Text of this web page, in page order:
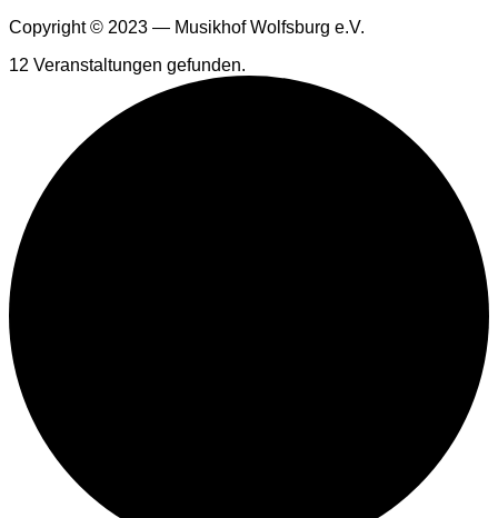
Copyright © 2023 — Musikhof Wolfsburg e.V.
12 Veranstaltungen gefunden.